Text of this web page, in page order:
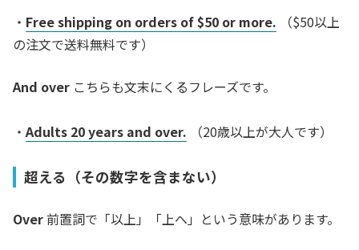
・ Free shipping on orders of $50 or more. （$50以上
の注文で送料無料です）
And over こちらも文末にくるフレーズです。
・Adults 20 years and over. （20歳以上が大人です）
超える（その数字を含まない）
Over前置詞で「以上」「上へ」という意味があります。